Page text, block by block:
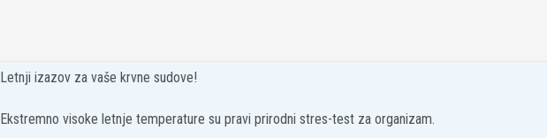
Letnji izazov za vaše krvne sudove!
Ekstremno visoke letnje temperature su pravi prirodni stres-test za organizam.